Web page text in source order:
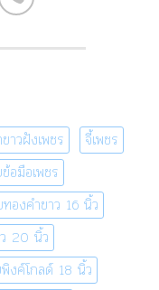
าวฝังเพชร
จี้เพชร
อมือเพชร
องคำขาว 16 นิ้ว
20 นิ้ว
งค์โกลด์ 18 นิ้ว